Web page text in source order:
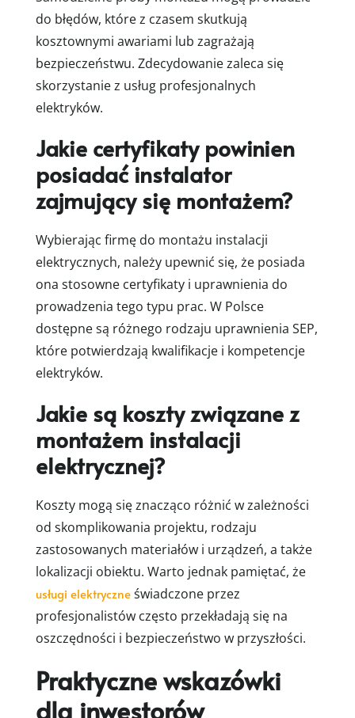
do błędów, które z czasem skutkują
kosztownymi awariami lub zagrażają
bezpieczeństwu. Zdecydowanie zaleca się
skorzystanie z usług profesjonalnych
elektryków.
Jakie certyfikaty powinien
posiadać instalator
zajmujący się montażem?
Wybierając firmę do montażu instalacji
elektrycznych, należy upewnić się, że posiada
ona stosowne certyfikaty i uprawnienia do
prowadzenia tego typu prac. W Polsce
dostępne są różnego rodzaju uprawnienia SEP,
które potwierdzają kwalifikacje i kompetencje
elektryków.
Jakie są koszty związane z
montażem instalacji
elektrycznej?
Koszty mogą się znacząco różnić w zależności
od skomplikowania projektu, rodzaju
zastosowanych materiałów i urządzeń, a także
lokalizacji obiektu. Warto jednak pamiętać, że
usługi elektryczneświadczone przez
profesjonalistów często przekładają się na
oszczędności i bezpieczeństwo w przyszłości.
Praktyczne wskazówki
dla inwestorów